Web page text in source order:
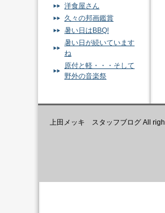
洋食屋さん
久々の邦画鑑賞
暑い日はBBQ!
暑い日が続いています
ね
原付と軽・・・そして
野外の音楽祭
上田メッキ スタッフブログ All